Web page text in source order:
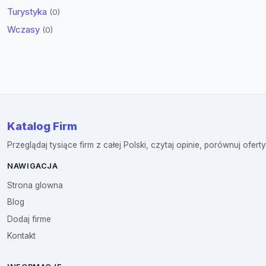
Turystyka (0)
Wczasy (0)
Katalog Firm
Przeglądaj tysiące firm z całej Polski, czytaj opinie, porównuj
NAWIGACJA
Strona glowna
Blog
Dodaj firme
Kontakt